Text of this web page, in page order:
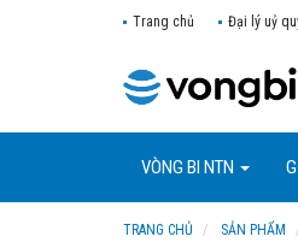
Trang chủ Đại lý uỷ
VÒNG BI NTN
TRANG CHỦ SẢN PHẨM